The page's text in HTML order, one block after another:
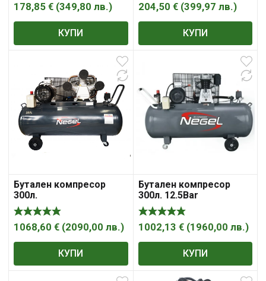
178,85 € (349,80 лв.)
КУПИ
204,50 € (399,97 лв.)
КУПИ
Бутален компресор
300л.
1068,60 € (2090,00 лв.)
КУПИ
Бутален компресор
300л. 12.5Bar
1002,13 € (1960,00 лв.)
КУПИ